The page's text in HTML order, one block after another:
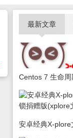
最新文章